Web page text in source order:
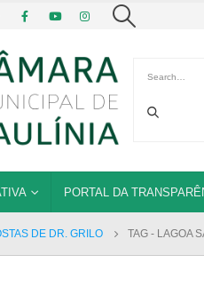
PORTAL DA
DE DR. GRILO TAG - LAGOA